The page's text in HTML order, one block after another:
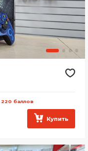
220 баллов
Купить